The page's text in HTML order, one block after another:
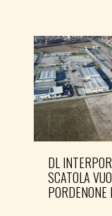
DL
SCATOLA
PORDENONE